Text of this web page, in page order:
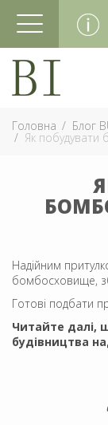
Головна Блог
Як побудувати
Надійним
бомбосховище,
Готові подбати
Читайте далі,
будівництва